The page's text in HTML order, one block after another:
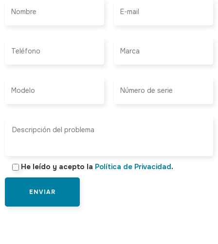
He leído y acepto la Política de Privacidad.